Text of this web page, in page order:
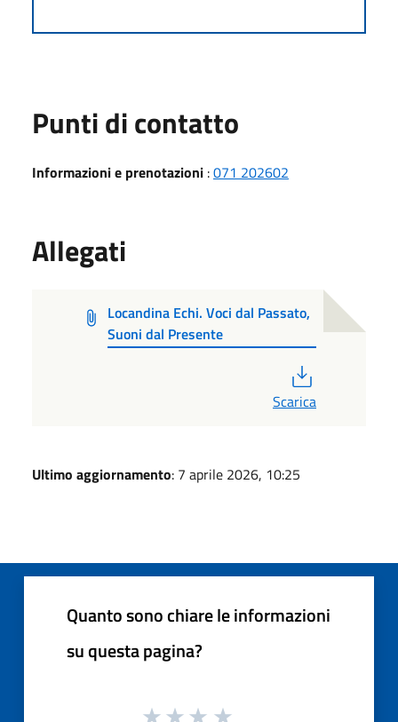
Punti di contatto
Informazioni e prenotazioni :071 202602
Allegati
Locandina Echi. Voci dal Passato,
Suoni dal Presente
Scarica
Ultimo aggiornamento: 7 aprile 2026, 10:25
Quanto sono chiare le informazioni
su questa pagina?